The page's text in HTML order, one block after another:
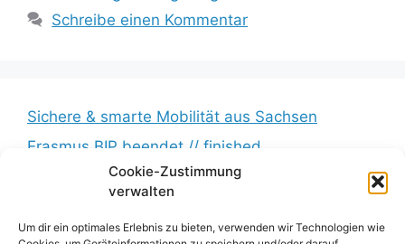
Cookie-Zustimmung
verwalten
Um dir ein optimales Erlebnis zu bieten, verwenden wir Technologien wie
Schreibe einen Kommentar
Sichere & smarte Mobilität aus Sachsen
Erasmus BIP beendet // finished
Messkampagne erfolgreich beendet //
Measurement campaign successfully completed
BumbleB – Großer Andrang // Huge turnout